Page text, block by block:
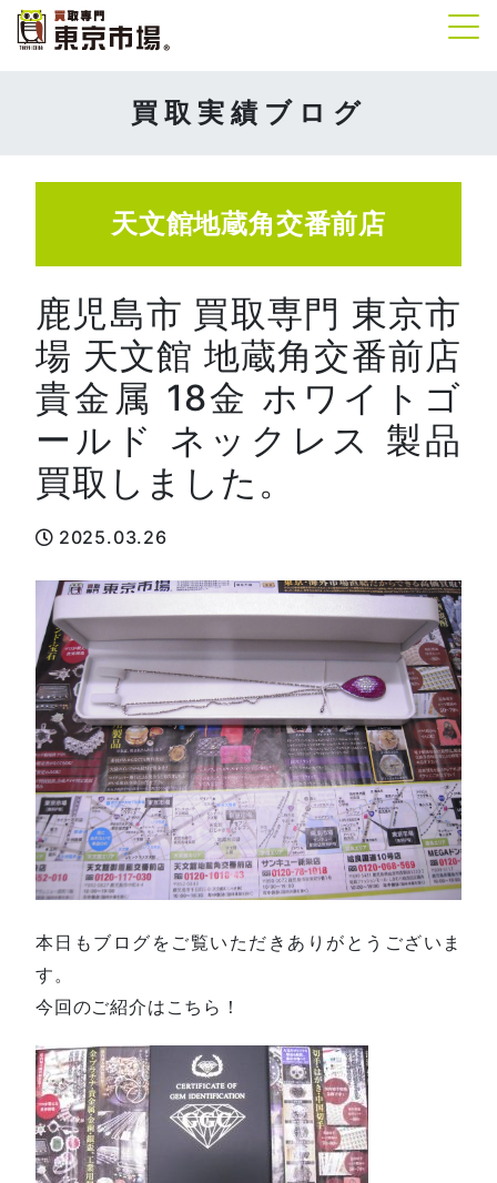
買取実績ブログ
天文館地蔵角交番前店
鹿児島市 買取専門 東京市
場 天文館 地蔵角交番前店
貴金属 18金 ホワイトゴ
ールド ネックレス 製品
買取しました。
2025.03.26
本日もブログをご覧いただきありがとうございま
す。
今回のご紹介はこちら！